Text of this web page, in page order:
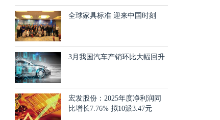
全球家具标准 迎来中国时刻
3月我国汽车产销环比大幅回升
宏发股份：2025年度净利润同
比增长7.76% 拟10派3.47元